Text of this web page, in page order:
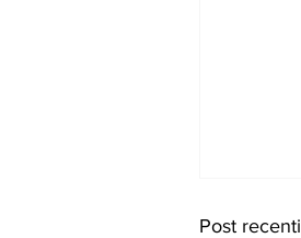
Post recenti